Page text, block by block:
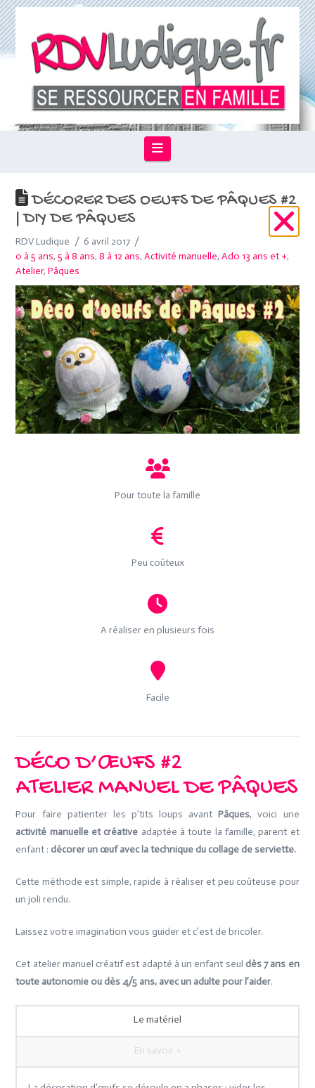
Navigation
DÉCORER DES OEUFS DE PÂQUES #2
| DIY DE PÂQUES
RDV Ludique
6 avril 2017
0 à 5 ans,5 à 8 ans,8 à 12 ans,Activité manuelle,Ado 13 ans et +,
Atelier,Pâques
Pour toute la famille
Peu coûteux
A réaliser en plusieurs fois
Facile
DÉCO D’ŒUFS #2
ATELIER MANUEL DE PÂQUES
Pour faire patienter les p’tits loups avantPâques, voici une
activité manuelle et créative adaptée à toute la famille, parent et
enfant : décorer un œuf avec la technique du collage de serviette.
Cette méthode est simple, rapide à réaliser et peu coûteuse pour
un joli rendu.
Laissez votre imagination vous guider et c’est de bricoler.
Cet atelier manuel créatif est adapté à un enfant seul dès 7 ans en
toute autonomie ou dès 4/5 ans, avec un adulte pour l’aider.
Le matériel
En savoir +